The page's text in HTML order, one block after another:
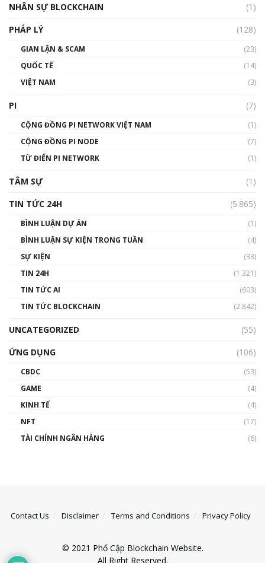
01:32:59
gió ấm
Talkshow 14: MemeCoin – Trò đùa tỷ đô
01:29:26
NHÂN SỰ BLOCKCHAIN
(1)
PHÁP LÝ
(128)
GIAN LẬN & SCAM
(23)
QUỐC TẾ
(14)
VIỆT NAM
(3)
PI (7)
CỘNG ĐỒNG PI NETWORK VIỆT NAM
(1)
CỘNG ĐỒNG PI NODE
(7)
TỪ ĐIỂN PI NETWORK
(1)
TÂM SỰ
(1)
TIN TỨC 24H
(5.865)
BÌNH LUẬN DỰ ÁN
(1)
BÌNH LUẬN SỰ KIỆN TRONG TUẦN
(4)
SỰ KIỆN
(33)
TIN 24H
(1.321)
TIN TỨC AI
(603)
TIN TỨC BLOCKCHAIN
(2.842)
UNCATEGORIZED
(55)
ỨNG DỤNG
(106)
CBDC
(53)
GAME
(4)
KINH TẾ
(4)
NFT
(17)
TÀI CHÍNH NGÂN HÀNG
(6)
Contact Us Disclaimer Terms and Conditions Privacy Policy
© 2021 Phổ Cập Blockchain Website.
All Right Reserved.